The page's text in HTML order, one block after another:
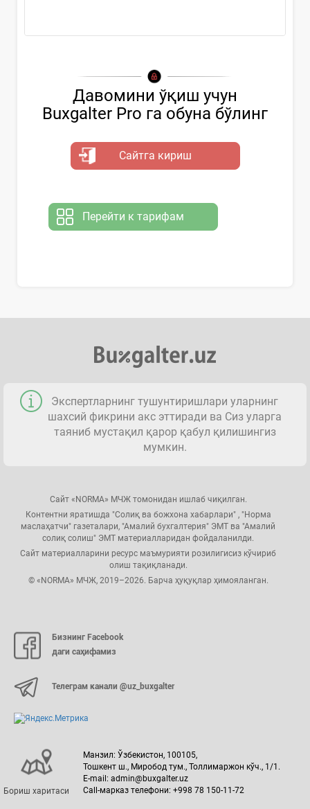
Давомини ўқиш учун
Buxgalter Pro га обуна бўлинг
Сайтга кириш
Перейти к тарифам
Экспертларнинг тушунтиришлари уларнинг
шахсий фикрини акс эттиради ва Сиз уларга
таяниб мустақил қарор қабул қилишингиз
мумкин.
Сайт «NORMA» МЧЖ томонидан ишлаб чиқилган.
Контентни яратишда "Солиқ ва божхона хабарлари" , "Норма
маслаҳатчи" газеталари, "Амалий бухгалтерия" ЭМТ ва "Амалий
солиқ солиш" ЭМТ материалларидан фойдаланилди.
Сайт материалларини ресурс маъмурияти розилигисиз кўчириб
олиш тақиқланади.
© «NORMA» МЧЖ, 2019–2026. Барча ҳуқуқлар ҳимояланган.
Бизнинг Facebook
даги саҳифамиз
Телеграм канали @uz_buxgalter
Бориш харитаси
Манзил: Ўзбекистон, 100105,
Тошкент ш., Миробод тум., Толлимаржон кўч., 1/1.
E-mail: admin@buxgalter.uz
Call-марказ телефони: +998 78 150-11-72